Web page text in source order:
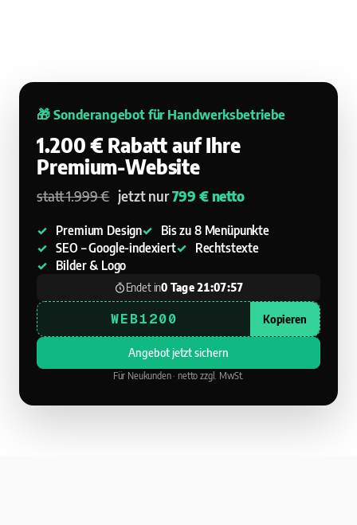
🎁 Sonderangebot für Handwerksbetriebe
1.200 € Rabatt auf Ihre
Premium-Website
statt 1.999 € jetzt nur799 € netto
Premium Design
Bis zu 8 Menüpunkte
SEO – Google-indexiert
Rechtstexte
Bilder & Logo
Endet in0 Tage 21:07:56
WEB1200 Kopieren
Angebot jetzt sichern
Für Neukunden · netto zzgl. MwSt.